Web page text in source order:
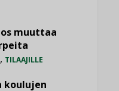
muuttaa
, TILAAJILLE
koulujen